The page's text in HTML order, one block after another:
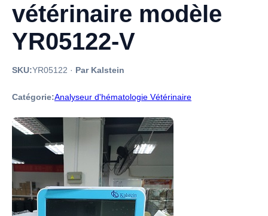
vétérinaire modèle
YR05122-V
SKU:YR05122 · Par Kalstein
Catégorie:Analyseur d'hématologie Vétérinaire